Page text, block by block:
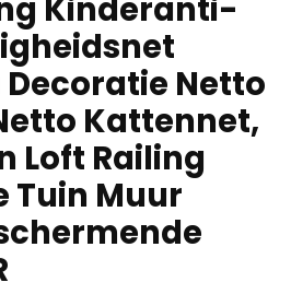
Kinderanti-
Netto
Kattennet,
Loft Railing
Tuin Muur